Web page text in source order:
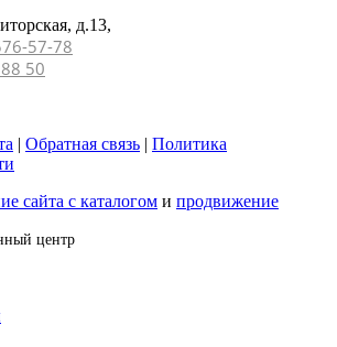
д.13,
57-78
50
| Обратная связь | Политика
сайта с каталогом и продвижение
центр